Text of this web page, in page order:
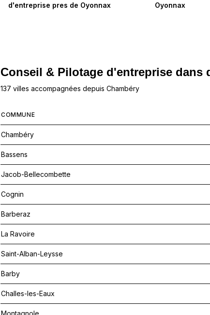
d'entreprise pres de Oyonnax
Oyonnax
Conseil & Pilotage d'entreprise dans
137 villes accompagnées depuis Chambéry
COMMUNE
Chambéry
Bassens
Jacob-Bellecombette
Cognin
Barberaz
La Ravoire
Saint-Alban-Leysse
Barby
Challes-les-Eaux
Montagnole